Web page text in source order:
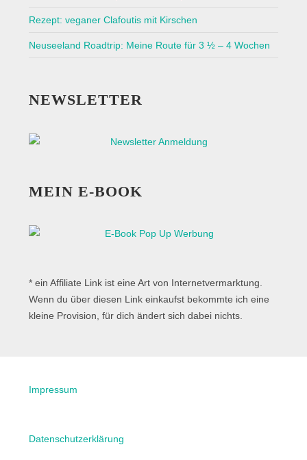
Rezept: veganer Clafoutis mit Kirschen
Neuseeland Roadtrip: Meine Route für 3 ½ – 4 Wochen
NEWSLETTER
MEIN E-BOOK
* ein Affiliate Link ist eine Art von Internetvermarktung.
Wenn du über diesen Link einkaufst bekommte ich eine
kleine Provision, für dich ändert sich dabei nichts.
Impressum
Datenschutzerklärung